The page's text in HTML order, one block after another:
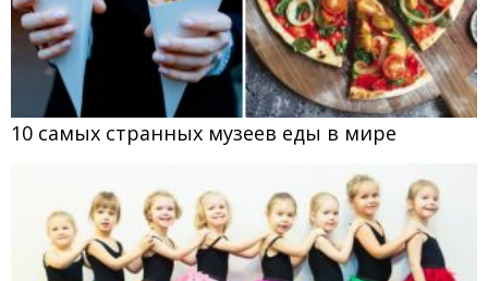
10 самых странных музеев еды в мире